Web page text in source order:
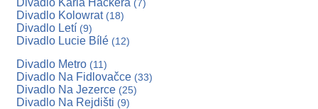
Divadlo Karla Hackera (7)
Divadlo Kolowrat (18)
Divadlo Letí (9)
Divadlo Lucie Bílé (12)
Divadlo Metro (11)
Divadlo Na Fidlovačce (33)
Divadlo Na Jezerce (25)
Divadlo Na Rejdišti (9)